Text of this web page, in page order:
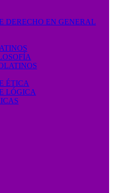
DERECHO EN GENERAL
ÉTICA
LÓGICA